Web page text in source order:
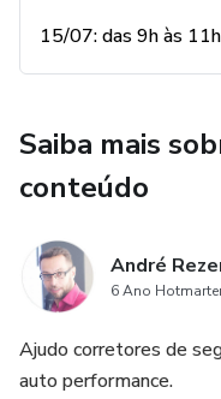
Espero vocês!
Um abraço,
André Rezende
15/07: das 9h às 11h
Saiba mais
conteúdo
André
6 Ano
Ajudo corretores de
auto performance.